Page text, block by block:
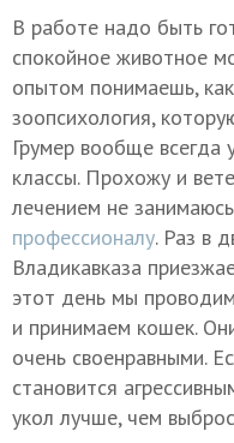
В работе надо быть
спокойное животное
опытом понимаешь,
зоопсихология,
Грумер вообще всегда
классы. Прохожу и
лечением не
профессионалу. Раз в
Владикавказа
этот день мы
и принимаем кошек.
очень своенравными.
становится
укол лучше, чем